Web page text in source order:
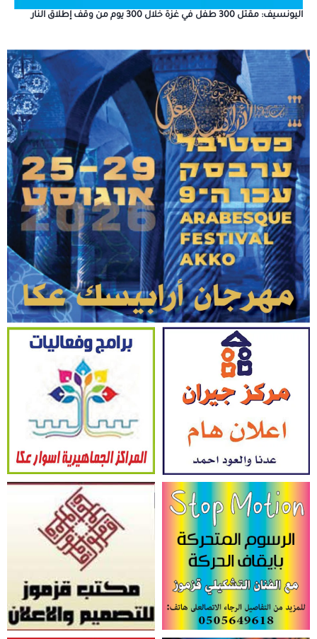
اليونسيف: مقتل 300 طفل في غزة خلال 300 يوم من وقف إطلاق النار